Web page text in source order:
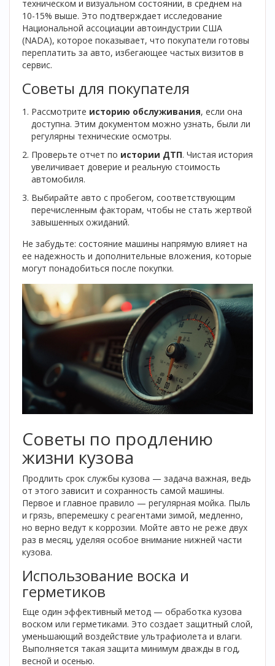
техническом и визуальном состоянии, в среднем на
10-15% выше. Это подтверждает исследование
Национальной ассоциации автоиндустрии США
(NADA), которое показывает, что покупатели готовы
переплатить за авто, избегающее частых визитов в
сервис.
Советы для покупателя
Рассмотрите историю обслуживания, если она
доступна. Этим документом можно узнать, были ли
регулярны технические осмотры.
Проверьте отчет по истории ДТП. Чистая история
увеличивает доверие и реальную стоимость
автомобиля.
Выбирайте авто с пробегом, соответствующим
перечисленным факторам, чтобы не стать жертвой
завышенных ожиданий.
Не забудьте: состояние машины напрямую влияет на
ее надежность и дополнительные вложения, которые
могут понадобиться после покупки.
Советы по продлению
жизни кузова
Продлить срок службы кузова — задача важная, ведь
от этого зависит и сохранность самой машины.
Первое и главное правило — регулярная мойка. Пыль
и грязь, вперемешку с реагентами зимой, медленно,
но верно ведут к коррозии. Мойте авто не реже двух
раз в месяц, уделяя особое внимание нижней части
кузова.
Использование воска и
герметиков
Еще один эффективный метод — обработка кузова
воском или герметиками. Это создает защитный слой,
уменьшающий воздействие ультрафиолета и влаги.
Выполняется такая защита минимум дважды в год,
весной и осенью.